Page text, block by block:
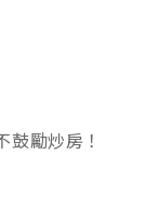
勵炒房！